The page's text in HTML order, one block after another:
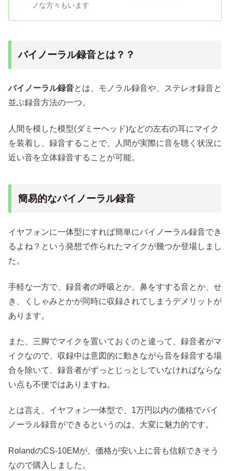
ノな方々もいます
バイノーラル録音とは？？
バイノーラル録音とは、モノラル録音や、ステレオ録音と
並ぶ録音方法の一つ。
人間を模した模型(ダミーヘッド)などの左右の耳にマイク
を装着し、録音することで、人間が実際に音を聴く状況に
近い音を立体録音することが可能。
簡易的なバイノーラル録音
イヤフォンに一体型にすれば簡単にバイノーラル録音でき
るよね？という発想で作られたマイクが幾つか登場しまし
た。
手軽な一方で、録音者の呼吸とか、鼻をすする音とか、せ
き、くしゃみとかが同時に収録されてしまうデメリットが
あります。
また、三脚でマイクを置いておくのと違って、録音者がマ
イクなので、収録中は意図的に動きながら音を録音する場
合を除いて、録音者がずっとじっとしていなければならな
い点も不便ではありますね。
とは言え、イヤフォン一体型で、1万円以内の価格でバイ
ノーラル録音ができるというのは、大変に魅力的です。
RolandのCS-10EMが、価格が安い上に音も信頼できそう
なので購入しました。